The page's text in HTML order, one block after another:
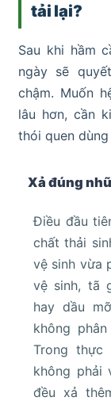
tải lại?
Sau khi hầm
ngày sẽ
chậm. Muốn
lâu hơn, cần
thói quen
Xả đúng
Điều đầu
chất thải
vệ sinh vừa
vệ sinh, tã
hay dầu
không
Trong thực
không phải
đều xả